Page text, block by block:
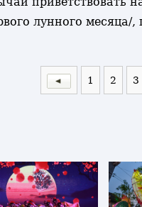
лунного
1 2 3